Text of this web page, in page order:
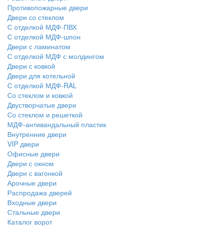
Противопожарные двери
Двери со стеклом
С отделкой МДФ-ПВХ
С отделкой МДФ-шпон
Двери с ламинатом
С отделкой МДФ с молдингом
Двери с ковкой
Двери для котельной
С отделкой МДФ-RAL
Со стеклом и ковкой
Двустворчатые двери
Со стеклом и решеткой
МДФ-антивандальный пластик
Внутренние двери
VIP двери
Офисные двери
Двери с окном
Двери с вагонкой
Арочные двери
Распродажа дверей
Входные двери
Стальные двери
Каталог ворот